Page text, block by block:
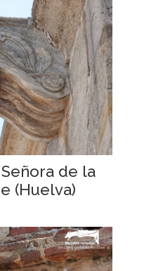
de la
(Huelva)